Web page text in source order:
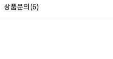
상품문의(6)